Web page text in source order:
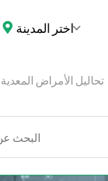
اختر المدينة
تحاليل الأمراض المعدية